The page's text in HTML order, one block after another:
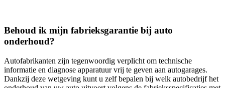
Behoud ik mijn fabrieksgarantie bij auto
onderhoud?
Autofabrikanten zijn tegenwoordig verplicht om technische
informatie en diagnose apparatuur vrij te geven aan autogarages.
Dankzij deze wetgeving kunt u zelf bepalen bij welk autobedrijf het